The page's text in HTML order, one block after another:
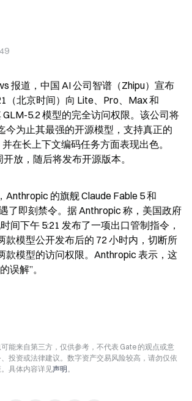
报道，中国 AI 公司智谱（Zhipu）宣布
（北京时间）向 Lite、Pro、Max 和
5.2 模型的完全访问权限。该公司将
今为止其最强的开源模型，支持真正的
在长上下文编码任务方面表现出色。
放，随后将发布开源版本。
Anthropic 的旗舰 Claude Fable 5 和
了即刻禁令。据 Anthropic 称，美国政府
间下午 5:21 发布了一项出口管制指令，
款模型公开发布后的 72 小时内，切断所
款模型的访问权限。Anthropic 表示，这
误解”。
能来自第三方，仅供参考，不代表 Gate 的观点或意
投资或法律建议。数字资产交易风险较高，请勿仅依
具体内容详见声明。